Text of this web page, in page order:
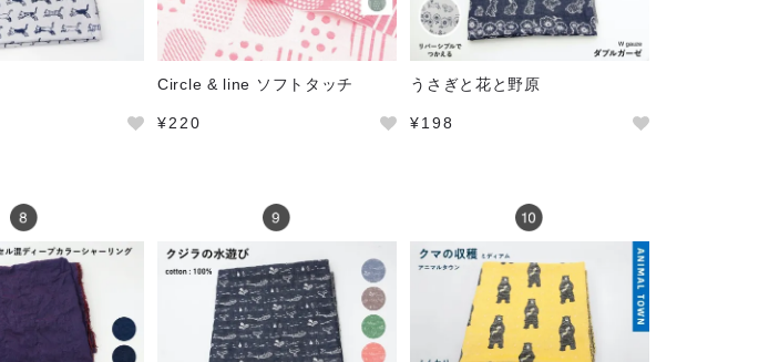
Circle & line ソフトタッチ
¥220
うさぎと花と野原
¥198